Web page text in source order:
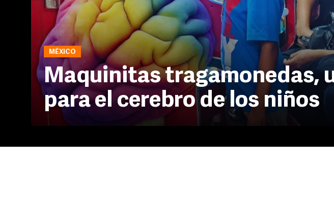
MÉXICO
Maquinitas tragamonedas,
para el cerebro de los niños